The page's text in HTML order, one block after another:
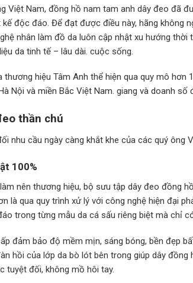
Việt Nam, đồng hồ nam tam anh dây đeo đã
độc đáo. Để đạt được điều này, hãng không
nhân làm đồ da luôn cập nhật xu hướng
da tinh tế – lâu dài. cuộc sống.
thương hiệu Tâm Anh thể hiện qua quy mô
Nội và miền Bắc Việt Nam. giang và doanh
thần chú
nhu cầu ngày càng khắt khe của các quý ông
100%
nên thương hiệu, bộ sưu tập dây đeo đồng
là qua quy trình xử lý với công nghệ hiện đại
trong từng mẫu da cá sấu riêng biệt mà chỉ
đảm bảo độ mềm mịn, sáng bóng, bền đẹp
hồi của lớp da bò lót bên trong giúp dây
tuyệt đối, không mồ hôi tay.